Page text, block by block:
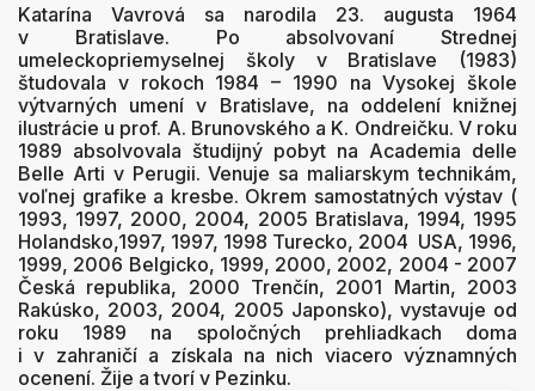
Katarína Vavrová sa narodila 23. augusta 1964
v Bratislave. Po absolvovaní Strednej
umeleckopriemyselnej školy v Bratislave (1983)
študovala v rokoch 1984 – 1990 na Vysokej škole
výtvarných umení v Bratislave, na oddelení knižnej
ilustrácie u prof. A. Brunovského a K. Ondreičku. V roku
1989 absolvovala študijný pobyt na Academia delle
Belle Arti v Perugii. Venuje sa maliarskym technikám,
voľnej grafike a kresbe. Okrem samostatných výstav (
1993, 1997, 2000, 2004, 2005 Bratislava, 1994, 1995
Holandsko,1997, 1997, 1998 Turecko, 2004 USA, 1996,
1999, 2006 Belgicko, 1999, 2000, 2002, 2004 - 2007
Česká republika, 2000 Trenčín, 2001 Martin, 2003
Rakúsko, 2003, 2004, 2005 Japonsko), vystavuje od
roku 1989 na spoločných prehliadkach doma
i v zahraničí a získala na nich viacero významných
ocenení. Žije a tvorí v Pezinku.